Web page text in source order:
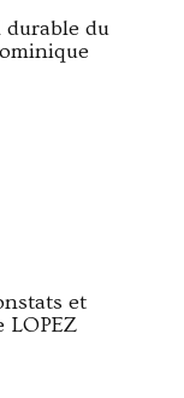
durable du
et
LOPEZ